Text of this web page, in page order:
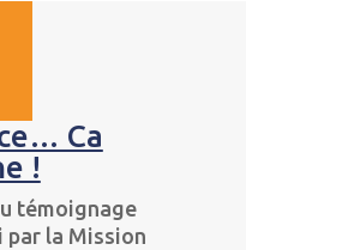
Ca
!
témoignage
par la Mission